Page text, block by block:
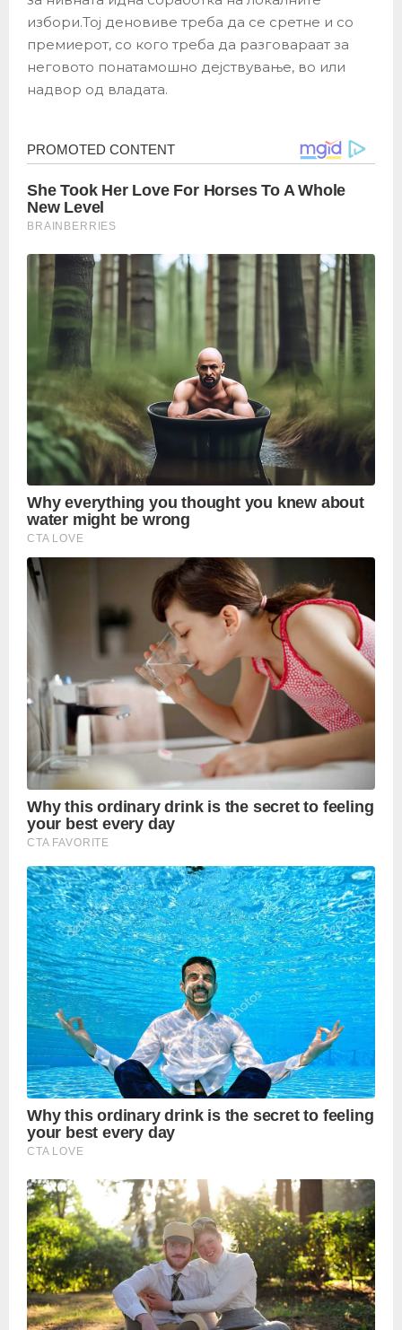
избори.Тој деновиве треба да се сретне и со
премиерот, со кого треба да разговараат за
неговото понатамошно дејствување, во или
надвор од владата.